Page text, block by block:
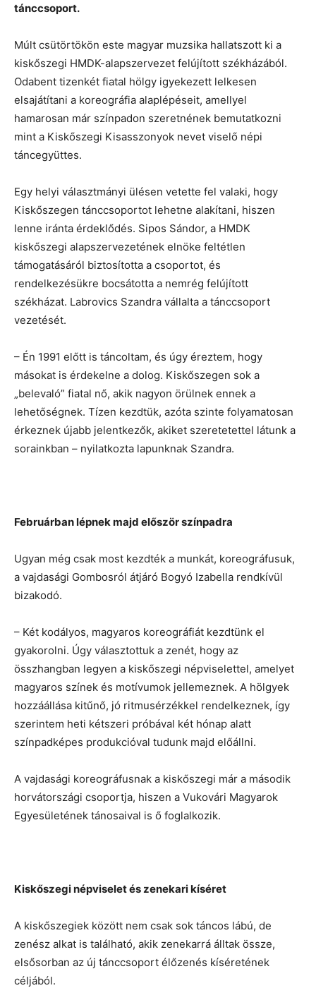
tánccsoport.
Múlt csütörtökön este magyar muzsika hallatszott ki a
kiskőszegi HMDK-alapszervezet felújított székházából.
Odabent tizenkét fiatal hölgy igyekezett lelkesen
elsajátítani a koreográfia alaplépéseit, amellyel
hamarosan már színpadon szeretnének bemutatkozni
mint a Kiskőszegi Kisasszonyok nevet viselő népi
táncegyüttes.
Egy helyi választmányi ülésen vetette fel valaki, hogy
Kiskőszegen tánccsoportot lehetne alakítani, hiszen
lenne iránta érdeklődés. Sipos Sándor, a HMDK
kiskőszegi alapszervezetének elnöke feltétlen
támogatásáról biztosította a csoportot, és
rendelkezésükre bocsátotta a nemrég felújított
székházat. Labrovics Szandra vállalta a tánccsoport
vezetését.
– Én 1991 előtt is táncoltam, és úgy éreztem, hogy
másokat is érdekelne a dolog. Kiskőszegen sok a
„belevaló” fiatal nő, akik nagyon örülnek ennek a
lehetőségnek. Tízen kezdtük, azóta szinte folyamatosan
érkeznek újabb jelentkezők, akiket szeretetettel látunk a
sorainkban – nyilatkozta lapunknak Szandra.
Februárban lépnek majd először színpadra
Ugyan még csak most kezdték a munkát, koreográfusuk,
a vajdasági Gombosról átjáró Bogyó Izabella rendkívül
bizakodó.
– Két kodályos, magyaros koreográfiát kezdtünk el
gyakorolni. Úgy választottuk a zenét, hogy az
összhangban legyen a kiskőszegi népviselettel, amelyet
magyaros színek és motívumok jellemeznek. A hölgyek
hozzáállása kitűnő, jó ritmusérzékkel rendelkeznek, így
szerintem heti kétszeri próbával két hónap alatt
színpadképes produkcióval tudunk majd előállni.
A vajdasági koreográfusnak a kiskőszegi már a második
horvátországi csoportja, hiszen a Vukovári Magyarok
Egyesületének tánosaival is ő foglalkozik.
Kiskőszegi népviselet és zenekari kíséret
A kiskőszegiek között nem csak sok táncos lábú, de
zenész alkat is található, akik zenekarrá álltak össze,
elsősorban az új tánccsoport élőzenés kíséretének
céljából.